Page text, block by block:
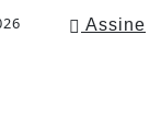
Assine